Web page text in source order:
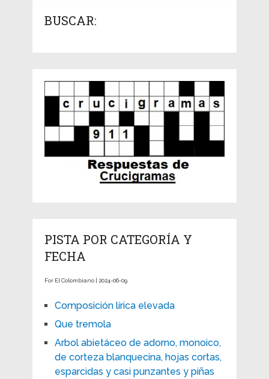
BUSCAR:
PISTA POR CATEGORÍA Y
FECHA
For El Colombiano | 2024-06-09
Composición lírica elevada
Que tremola
Arbol abietáceo de adorno, monoico,
de corteza blanquecina, hojas cortas,
esparcidas y casi punzantes y piñas